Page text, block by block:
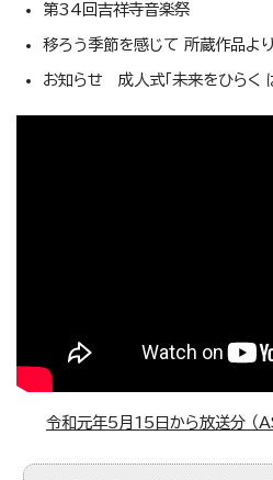
第34回吉祥寺音楽祭
移ろう季節を感じて 所蔵作品より
お知らせ 成人式「未来をひらく
令和元年5月15日から放送分 （